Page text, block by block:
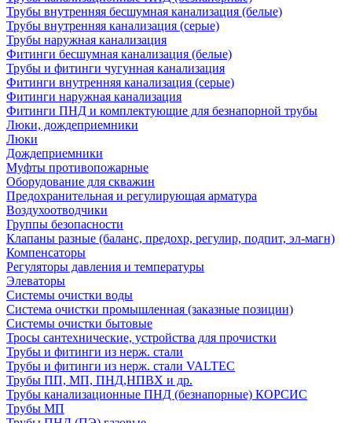
Трубы внутренняя бесшумная канализация (белые)
Трубы внутренняя канализация (серые)
Трубы наружная канализация
Фитинги бесшумная канализация (белые)
Трубы и фитинги чугунная канализация
Фитинги внутренняя канализация (серые)
Фитинги наружная канализация
Фитинги ПНД и комплектующие для безнапорной трубы
Люки, дождеприемники
Люки
Дождеприемники
Муфты противопожарные
Оборудование для скважин
Предохранительная и регулирующая арматура
Воздухоотводчики
Группы безопасности
Клапаны разные (баланс, предохр, регулир, подпит, эл-магн)
Компенсаторы
Регуляторы давления и температуры
Элеваторы
Системы очистки воды
Система очистки промышленная (заказные позиции)
Системы очистки бытовые
Тросы сантехнические, устройства для прочистки
Трубы и фитинги из нерж. стали
Трубы и фитинги из нерж. стали VALTEC
Трубы ПП, МП, ПНД,НПВХ и др.
Трубы канализационные ПНД (безнапорные) КОРСИС
Трубы МП